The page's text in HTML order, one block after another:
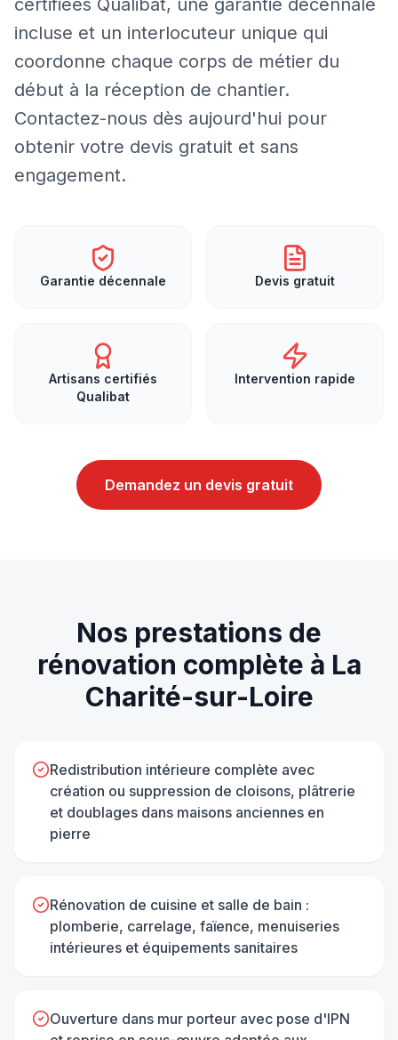
certifiées Qualibat, une garantie décennale
incluse et un interlocuteur unique qui
coordonne chaque corps de métier du
début à la réception de chantier.
Contactez-nous dès aujourd'hui pour
obtenir votre devis gratuit et sans
engagement.
Garantie décennale Devis gratuit
Artisans certifiés
Qualibat
Intervention rapide
Demandez un devis gratuit
Nos prestations de
rénovation complète à La
Charité-sur-Loire
Redistribution intérieure complète avec
création ou suppression de cloisons, plâtrerie
et doublages dans maisons anciennes en
pierre
Rénovation de cuisine et salle de bain :
plomberie, carrelage, faïence, menuiseries
intérieures et équipements sanitaires
Ouverture dans mur porteur avec pose d'IPN